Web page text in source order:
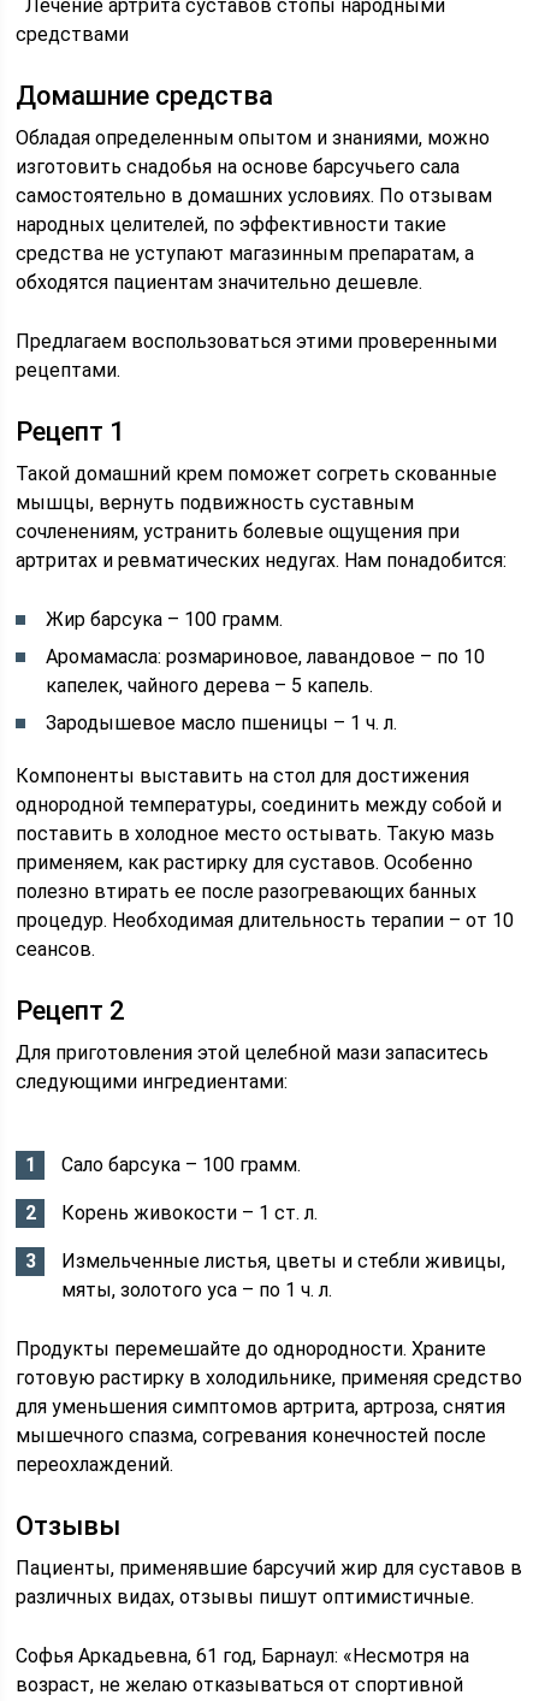
Лечение артрита суставов стопы народными
средствами
Домашние средства
Обладая определенным опытом и знаниями, можно
изготовить снадобья на основе барсучьего сала
самостоятельно в домашних условиях. По отзывам
народных целителей, по эффективности такие
средства не уступают магазинным препаратам, а
обходятся пациентам значительно дешевле.
Предлагаем воспользоваться этими проверенными
рецептами.
Рецепт 1
Такой домашний крем поможет согреть скованные
мышцы, вернуть подвижность суставным
сочленениям, устранить болевые ощущения при
артритах и ревматических недугах. Нам понадобится:
Жир барсука – 100 грамм.
Аромамасла: розмариновое, лавандовое – по 10
капелек, чайного дерева – 5 капель.
Зародышевое масло пшеницы – 1 ч. л.
Компоненты выставить на стол для достижения
однородной температуры, соединить между собой и
поставить в холодное место остывать. Такую мазь
применяем, как растирку для суставов. Особенно
полезно втирать ее после разогревающих банных
процедур. Необходимая длительность терапии – от 10
сеансов.
Рецепт 2
Для приготовления этой целебной мази запаситесь
следующими ингредиентами:
Сало барсука – 100 грамм.
Корень живокости – 1 ст. л.
Измельченные листья, цветы и стебли живицы,
мяты, золотого уса – по 1 ч. л.
Продукты перемешайте до однородности. Храните
готовую растирку в холодильнике, применяя средство
для уменьшения симптомов артрита, артроза, снятия
мышечного спазма, согревания конечностей после
переохлаждений.
Отзывы
Пациенты, применявшие барсучий жир для суставов в
различных видах, отзывы пишут оптимистичные.
Софья Аркадьевна, 61 год, Барнаул: «Несмотря на
возраст, не желаю отказываться от спортивной